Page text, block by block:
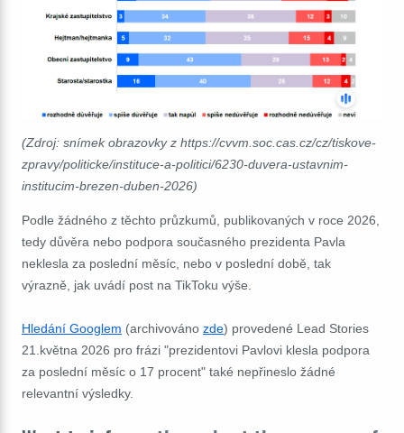
(Zdroj: snímek obrazovky z https://cvvm.soc.cas.cz/cz/tiskove-
zpravy/politicke/instituce-a-politici/6230-duvera-ustavnim-
institucim-brezen-duben-2026)
Podle žádného z těchto průzkumů, publikovaných v roce 2026,
tedy důvěra nebo podpora současného prezidenta Pavla
neklesla za poslední měsíc, nebo v poslední době, tak
výrazně, jak uvádí post na TikToku výše.
Hledání Googlem (archivováno zde) provedené Lead Stories
21.května 2026 pro frázi "prezidentovi Pavlovi klesla podpora
za poslední měsíc o 17 procent" také nepřineslo žádné
relevantní výsledky.